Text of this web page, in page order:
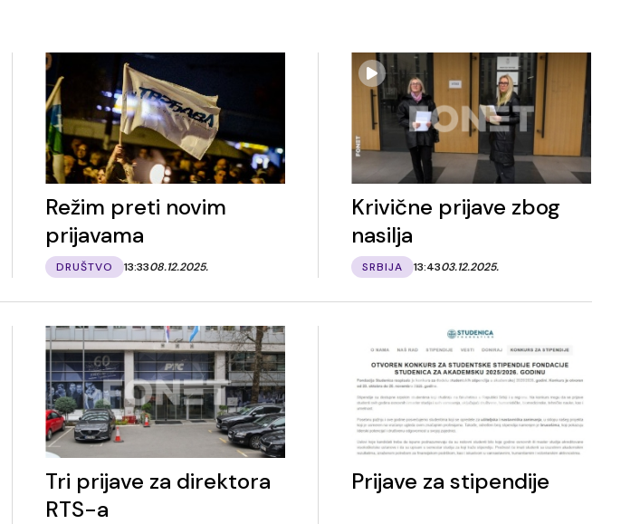
Režim preti novim
prijavama
DRUŠTVO 13:3308.12.2025.
Krivične prijave zbog
nasilja
SRBIJA 13:4303.12.2025.
Tri prijave za direktora
RTS-a
Prijave za stipendije